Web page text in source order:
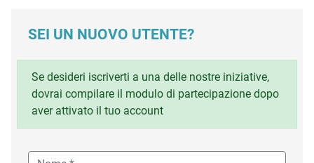
SEI UN NUOVO UTENTE?
Se desideri iscriverti a una delle nostre iniziative,
dovrai compilare il modulo di partecipazione dopo
aver attivato il tuo account